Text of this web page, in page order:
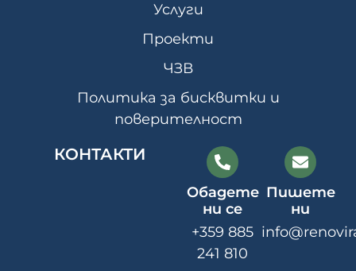
Услуги
Проекти
ЧЗВ
Политика за бисквитки и
поверителност
КОНТАКТИ
Обадете
ни се
+359 885
241 810
Пишете
ни